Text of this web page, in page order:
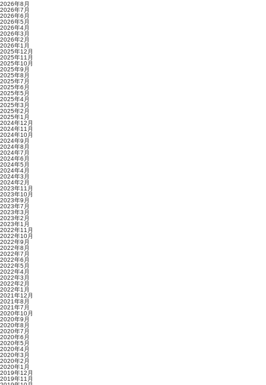
2026年8月
2026年7月
2026年6月
2026年5月
2026年4月
2026年3月
2026年2月
2026年1月
2025年12月
2025年11月
2025年10月
2025年9月
2025年8月
2025年7月
2025年6月
2025年5月
2025年4月
2025年3月
2025年2月
2025年1月
2024年12月
2024年11月
2024年10月
2024年9月
2024年8月
2024年7月
2024年6月
2024年5月
2024年4月
2024年3月
2024年2月
2023年11月
2023年10月
2023年9月
2023年7月
2023年3月
2023年2月
2023年1月
2022年11月
2022年10月
2022年9月
2022年8月
2022年7月
2022年6月
2022年5月
2022年4月
2022年3月
2022年2月
2022年1月
2021年12月
2021年8月
2021年7月
2020年10月
2020年9月
2020年8月
2020年7月
2020年6月
2020年5月
2020年4月
2020年3月
2020年2月
2020年1月
2019年12月
2019年11月